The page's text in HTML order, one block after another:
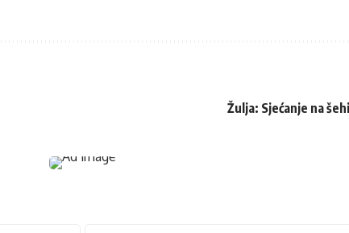
Žulja: Sjećanje na